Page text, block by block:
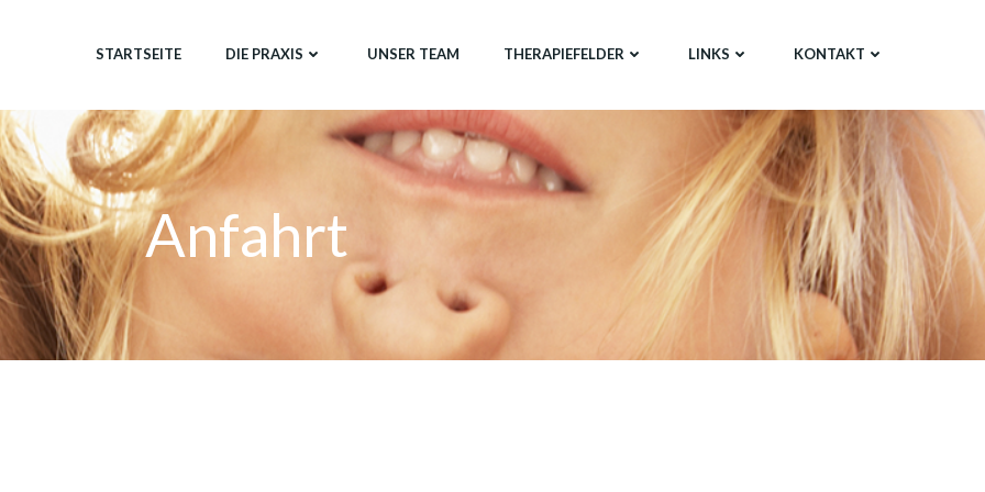
STARTSEITE DIE PRAXIS UNSER TEAM THERAPIEFELDER LINKS KONTAKT
Anfahrt